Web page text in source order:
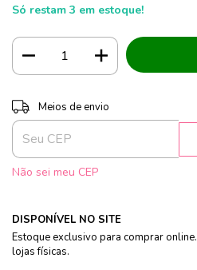
Só restam 3 em estoque!
Entregas para o CEP:
Meios de envio
Não sei meu CEP
DISPONÍVEL NO SITE
Estoque exclusivo para comprar
lojas físicas.